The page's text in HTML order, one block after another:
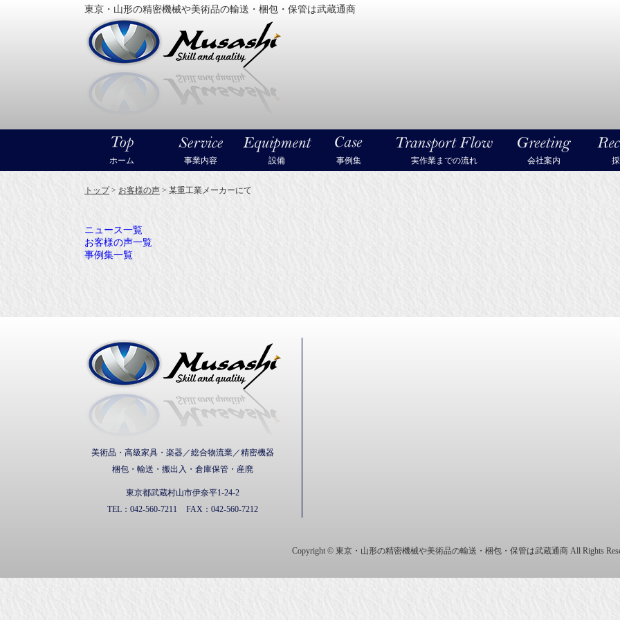
東京・山形の精密機械や美術品の輸送・梱包・保管は武蔵通商
ホーム 事業内容 設備 事例集 実作業までの流れ 会社案内
トップ> お客様の声 > 某重工業メーカーにて
ニュース一覧
お客様の声一覧
事例集一覧
美術品・高級家具・楽器／総合物流業／精密機器
梱包・輸送・搬出入・倉庫保管・産廃
東京都武蔵村山市伊奈平1-24-2
TEL： 042-560-7211 FAX： 042-560-7212
Copyright © 東京・山形の精密機械や美術品の輸送・梱包・保管は武蔵通商 All Rights